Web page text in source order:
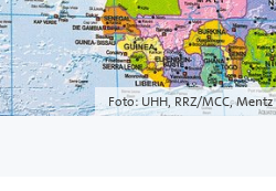
Foto: UHH, RRZ/MCC, Mentz